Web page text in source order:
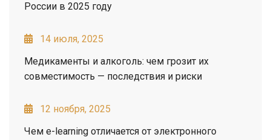
России в 2025 году
14 июля, 2025
Медикаменты и алкоголь: чем грозит их
совместимость — последствия и риски
12 ноября, 2025
Чем e-learning отличается от электронного